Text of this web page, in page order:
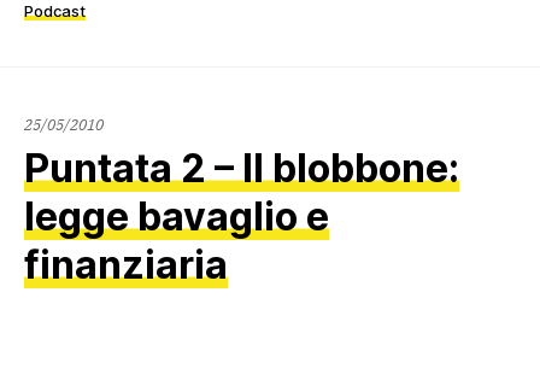
Podcast
25/05/2010
Puntata 2 – Il blobbone:
legge bavaglio e
finanziaria